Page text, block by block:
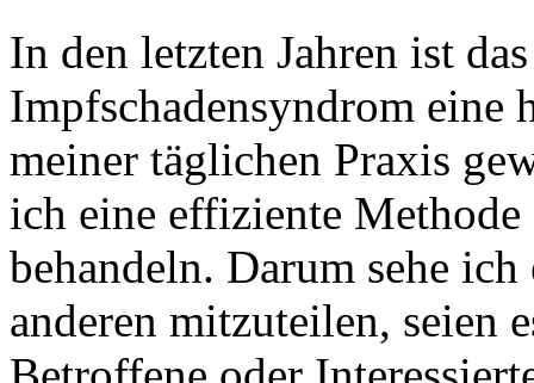
In den letzten Jahren ist
Impfschadensyndrom eine
meiner täglichen Praxis
ich eine effiziente
behandeln. Darum sehe
anderen mitzuteilen, seien